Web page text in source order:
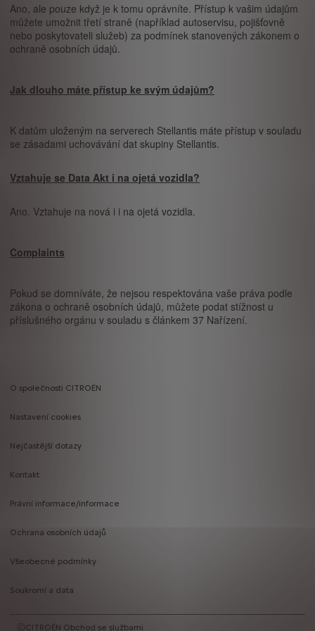
Ano, ale pouze když je k tomu oprávníte. Přístup k vašim údajům
můžete umožnit třetí straně (například autoservisu, pojišťovně
nebo poskytovateli služeb) za podmínek stanovených zákonem o
ochraně osobních údajů.
Jak dlouho máte přístup ke svým údajům?
K datům uloženým na serverech Stellantis máte přístup v souladu
se zásadami uchovávání dat skupiny Stellantis.
Vztahuje se Data Akt i na ojetá vozidla?
Ano. Vztahuje na nová i i na ojetá vozidla.
Complaints
Pokud se domníváte, že nejsou respektována vaše práva podle
zákona o ochraně osobních údajů, můžete podat stížnost u
příslušného orgánu v souladu s článkem 37 Nařízení.
menu
O společnosti CITROËN
Nastavení cookies
Nejčastější dotazy
Kontakt
Právní informace/informace
Ochrana osobních údajů
Všeobecné podmínky
Soukromí a data
ⒸCITROËN Obchod se službami